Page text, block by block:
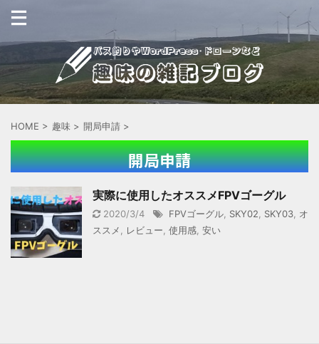
HOME > 趣味 > 開局申請 >
開局申請
実際に使用したオススメFPVゴーグル
2020/3/4 FPVゴーグル SKY02 SKY03 オ
ススメ
レビュー 使用感 安い